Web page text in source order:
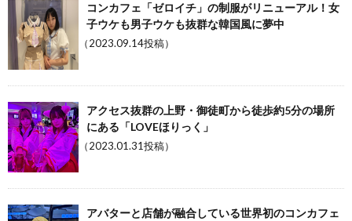
コンカフェ「ゼロイチ」の制服がリニューアル！女
子ウケも男子ウケも抜群な韓国風に夢中
（2023.09.14投稿）
アクセス抜群の上野・御徒町から徒歩約5分の場所
にある「LOVEほりっく」
（2023.01.31投稿）
アバターと店舗が融合している世界初のコンカフェ